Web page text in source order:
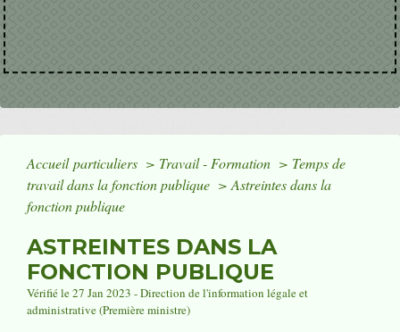
Accueil particuliers > Travail - Formation > Temps de
travail dans la fonction publique > Astreintes dans la
fonction publique
ASTREINTES DANS LA
FONCTION PUBLIQUE
Vérifié le 27 Jan 2023 - Direction de l'information légale et
administrative (Première ministre)